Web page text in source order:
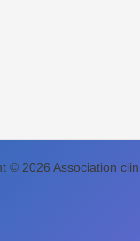
© 2026 Association